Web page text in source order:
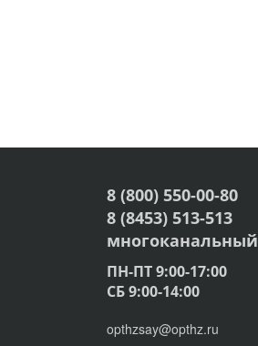
8 (800) 550-00-80
8 (8453) 513-513
многоканальный
ПН-ПТ 9:00-17:00
СБ 9:00-14:00
opthzsay@opthz.ru